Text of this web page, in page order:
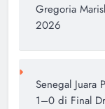
Gregoria
2026
Senegal Juara
1–0 di Final